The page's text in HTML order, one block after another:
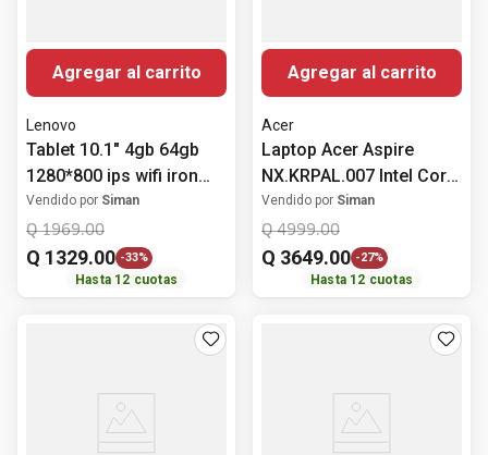
Agregar al carrito
Lenovo
Tablet 10.1" 4gb 64gb
1280*800 ips wifi iron
grey tb-x306f
Vendido por Siman
Q 1969.00
Q 1329.00 -33%
Hasta 12 cuotas
Agregar al carrito
Acer
Laptop Acer Aspire
NX.KRPAL.007 Intel Core
i3-N305 8GB RAM 512GB
SSD Almacenamiento
Windows 11 15.6" (39.62
Vendido por Siman
Q 4999.00
Q 3649.00 -27%
Hasta 12 cuotas